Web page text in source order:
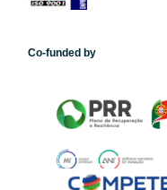
Co-funded by